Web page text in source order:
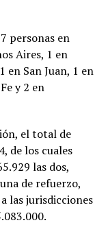
personas en
Aires, 1 en
en San Juan, 1 en
y 2 en
el total de
de los cuales
las dos,
de refuerzo,
las jurisdicciones